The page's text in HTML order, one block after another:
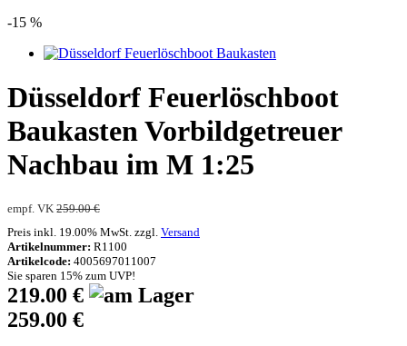
-15 %
Düsseldorf Feuerlöschboot
Baukasten Vorbildgetreuer
Nachbau im M 1:25
empf. VK 259.00 €
Preis inkl. 19.00% MwSt. zzgl. Versand
Artikelnummer: R1100
Artikelcode: 4005697011007
Sie sparen 15% zum UVP!
219.00 €
259.00 €